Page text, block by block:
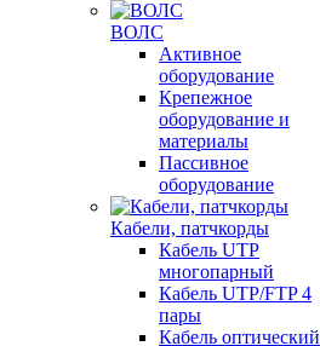
ВОЛС
Активное
оборудование
Крепежное
оборудование и
материалы
Пассивное
оборудование
Кабели, патчкорды
Кабель UTP
многопарный
Кабель UTP/FTP 4
пары
Кабель оптический